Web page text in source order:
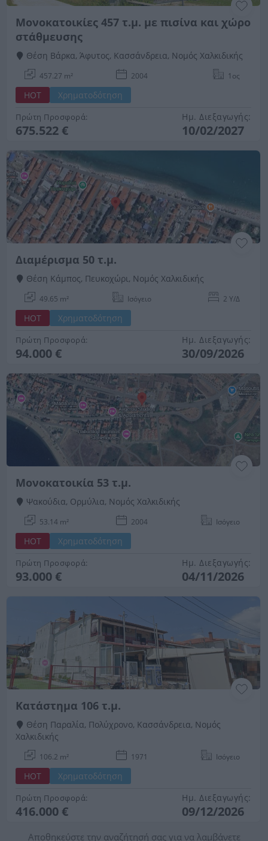
Μονοκατοικίες 457 τ.μ. με πισίνα και χώρο
στάθμευσης
Θέση Βάρκα, Άφυτος, Κασσάνδρεια, Νομός Χαλκιδικής
457.27 m² 2004 1ος
HOT Χρηματοδότηση
Πρώτη Προσφορά:
675.522 €
Ημ. Διεξαγωγής:
10/02/2027
Διαμέρισμα 50 τ.μ.
Θέση Κάμπος, Πευκοχώρι, Νομός Χαλκιδικής
49.65 m² Ισόγειο 2 Υ/Δ
HOT Χρηματοδότηση
Πρώτη Προσφορά:
94.000 €
Ημ. Διεξαγωγής:
30/09/2026
Μονοκατοικία 53 τ.μ.
Ψακούδια, Ορμύλια, Νομός Χαλκιδικής
53.14 m² 2004 Ισόγειο
HOT Χρηματοδότηση
Πρώτη Προσφορά:
93.000 €
Ημ. Διεξαγωγής:
04/11/2026
Κατάστημα 106 τ.μ.
Θέση Παραλία, Πολύχρονο, Κασσάνδρεια, Νομός
Χαλκιδικής
106.2 m² 1971 Ισόγειο
HOT Χρηματοδότηση
Πρώτη Προσφορά:
416.000 €
Ημ. Διεξαγωγής:
09/12/2026
Αποθηκεύστε την αναζήτησή σας για να λαμβάνετε